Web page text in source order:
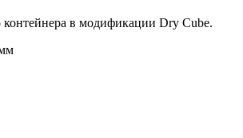
в модификации Dry Cube.